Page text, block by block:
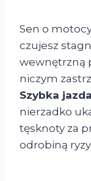
Sen o
czujesz
wewnętrzną
niczym
Szybka
nierzadko
tęsknoty za
odrobiną